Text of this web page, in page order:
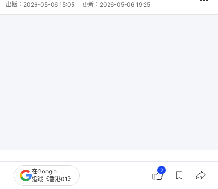
出版： 2026-05-06 15:05 更新： 2026-05-06 19:25
因為逆線行車「不小心駕駛」罪成的新民黨立法會議
員陳家珮，今日（6日）被立法會監察委員會處以書
在Google
追蹤《香港01》
2